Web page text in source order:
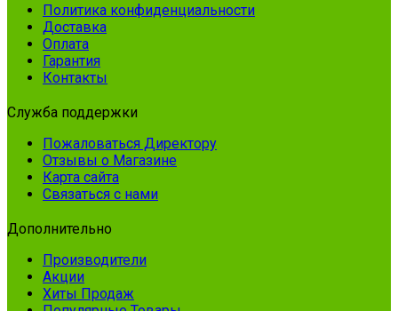
Политика конфиденциальности
Доставка
Оплата
Гарантия
Контакты
Служба поддержки
Пожаловаться Директору
Отзывы о Магазине
Карта сайта
Связаться с нами
Дополнительно
Производители
Акции
Хиты Продаж